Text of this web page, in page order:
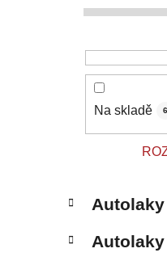
l
Na skladě 6
kategorie
a
e